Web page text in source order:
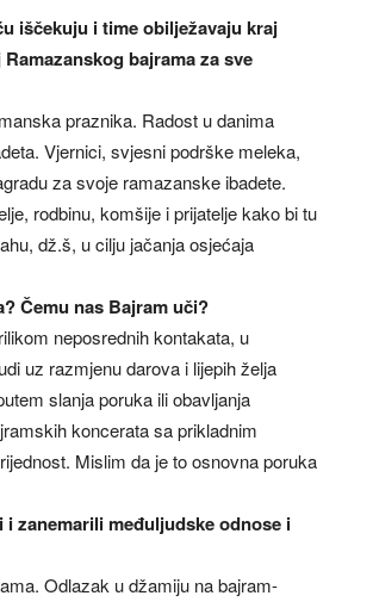
iščekuju i time obilježavaju kraj
bajrama za sve
praznika. Radost u danima
Vjernici, svjesni podrške meleka,
za svoje ramazanske ibadete.
rodbinu, komšije i prijatelje kako bi tu
dž.š, u cilju jačanja osjećaja
Čemu nas Bajram uči?
neposrednih kontakata, u
uz razmjenu darova i lijepih želja
slanja poruka ili obavljanja
koncerata sa prikladnim
Mislim da je to osnovna poruka
zanemarili međuljudske odnose i
Odlazak u džamiju na bajram-